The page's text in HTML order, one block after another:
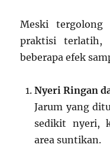
Meski
praktisi terlatih,
beberapa efek
Nyeri Ringan
Jarum yang
sedikit nyeri,
area suntikan.